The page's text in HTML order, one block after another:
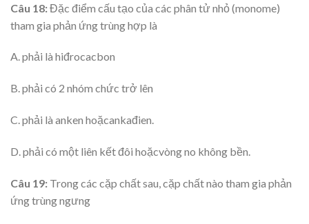
Câu 18:Đặc điểm cấu tạo của các phân tử nhỏ (monome)
tham gia phản ứng trùng hợp là
A. phải là hiđrocacbon
B. phải có 2 nhóm chức trở lên
C. phải là anken hoặcankađien.
D. phải có một liên kết đôi hoặcvòng no không bền.
Câu 19: Trong các cặp chất sau, cặp chất nào tham gia phản
ứng trùng ngưng